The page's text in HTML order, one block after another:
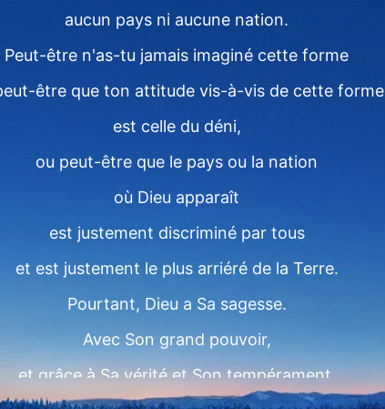
aucun pays ni aucune nation.
Peut-être n'as-tu jamais imaginé cette forme
être que ton attitude vis-à-vis de cette forme
est celle du déni,
ou peut-être que le pays ou la nation
où Dieu apparaît
est justement discriminé par tous
et est justement le plus arriéré de la Terre.
Pourtant, Dieu a Sa sagesse.
Avec Son grand pouvoir,
et grâce à Sa vérité et Son tempérament,